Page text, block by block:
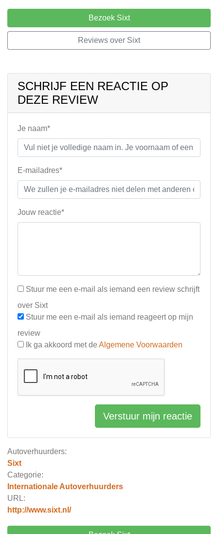
Autoverhuurders:
Sixt
Categorie:
Internationale Autoverhuurders
URL:
http://www.sixt.nl/
Bezoek Sixt
Reviews over Sixt
SCHRIJF EEN REACTIE OP
DEZE REVIEW
Je naam*
E-mailadres*
Jouw reactie*
Stuur me een e-mail als iemand een review schrijft
over Sixt
Stuur me een e-mail als iemand reageert op mijn
review
Ik ga akkoord met de Algemene Voorwaarden
Verstuur mijn reactie